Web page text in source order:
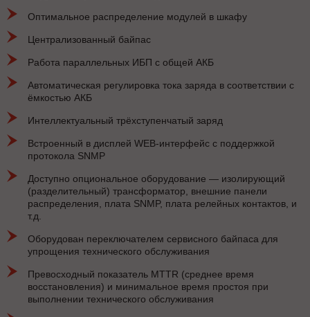
Оптимальное распределение модулей в шкафу
Централизованный байпас
Работа параллельных ИБП с общей АКБ
Автоматическая регулировка тока заряда в соответствии с
ёмкостью АКБ
Интеллектуальный трёхступенчатый заряд
Встроенный в дисплей WEB-интерфейс с поддержкой
протокола SNMP
Доступно опциональное оборудование — изолирующий
(разделительный) трансформатор, внешние панели
распределения, плата SNMP, плата релейных контактов, и
т.д.
Оборудован переключателем сервисного байпаса для
упрощения технического обслуживания
Превосходный показатель MTTR (среднее время
восстановления) и минимальное время простоя при
выполнении технического обслуживания